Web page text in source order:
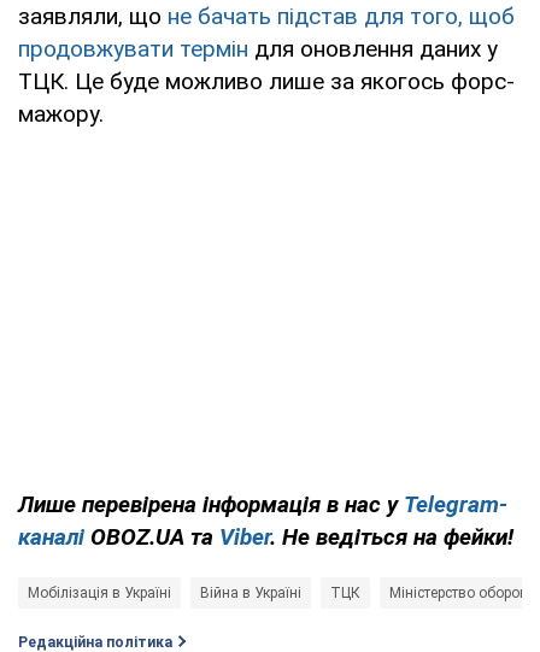
заявляли, що не бачать підстав для того, щоб
продовжувати термін для оновлення даних у
ТЦК. Це буде можливо лише за якогось форс-
мажору.
Лише перевірена інформація в нас у Telegram-
каналі OBOZ.UA та Viber. Не ведіться на фейки!
Мобілізація в Україні Війна в Україні ТЦК Міністерство оборони
Редакційна політика